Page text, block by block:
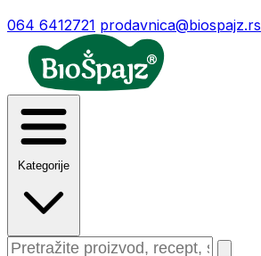
064 6412721 prodavnica@biospajz.rs
Kategorije